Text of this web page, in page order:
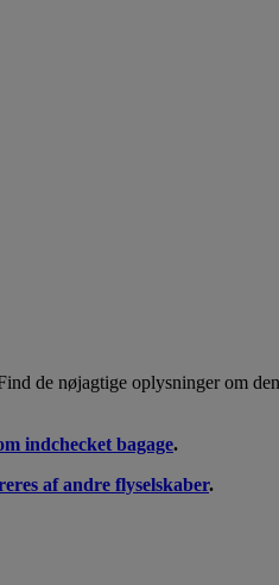
de nøjagtige oplysninger om
indchecket bagage.
af andre flyselskaber.